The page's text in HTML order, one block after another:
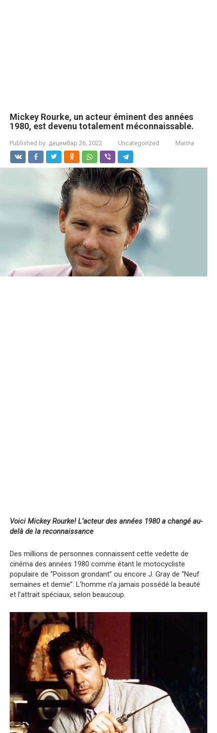
Mickey Rourke, un acteur éminent des années
1980, est devenu totalement méconnaissable.
Published by: децембар 26, 2022 Uncategorized Marina
Voici Mickey Rourke! L’acteur des années 1980 a changé au-
delà de la reconnaissance
Des millions de personnes connaissent cette vedette de
cinéma des années 1980 comme étant le motocycliste
populaire de “Poisson grondant” ou encore J. Gray de “Neuf
semaines et demie”. L’homme n’a jamais possédé la beauté
et l’attrait spéciaux, selon beaucoup.